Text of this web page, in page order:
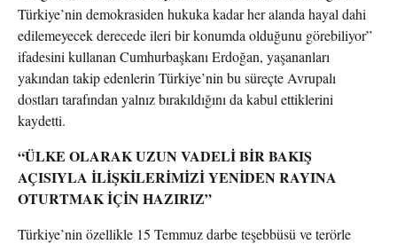
Türkiye’nin demokrasiden hukuka kadar her alanda hayal dahi
edilemeyecek derecede ileri bir konumda olduğunu görebiliyor”
ifadesini kullanan Cumhurbaşkanı Erdoğan, yaşananları
yakından takip edenlerin Türkiye’nin bu süreçte Avrupalı
dostları tarafından yalnız bırakıldığını da kabul ettiklerini
kaydetti.
“ÜLKE OLARAK UZUN VADELİ BİR BAKIŞ
AÇISIYLA İLİŞKİLERİMİZİ YENİDEN RAYINA
OTURTMAK İÇİN HAZIRIZ”
Türkiye’nin özellikle 15 Temmuz darbe teşebbüsü ve terörle